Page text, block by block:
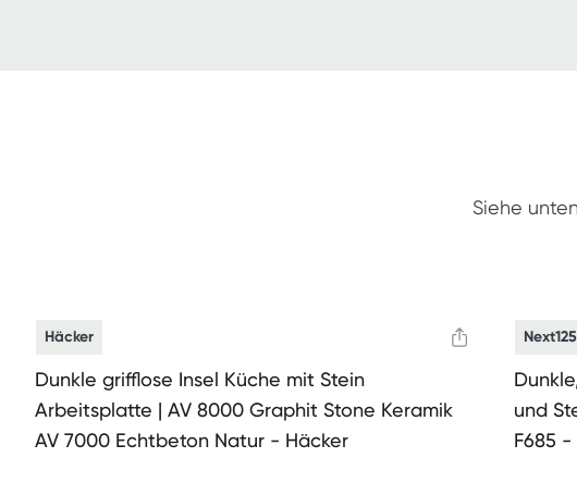
Siehe
Häcker
Dunkle grifflose Insel Küche mit Stein
Arbeitsplatte | AV 8000 Graphit Stone Keramik
AV 7000 Echtbeton Natur - Häcker
Next125
und
F685 -